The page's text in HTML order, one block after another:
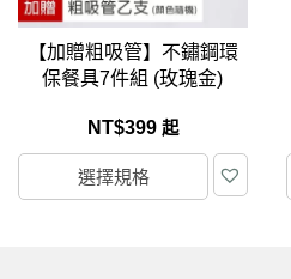
【加贈粗吸管】不鏽鋼環
保餐具7件組 (玫瑰金)
NT$399起
選擇規格